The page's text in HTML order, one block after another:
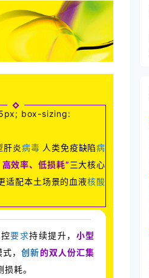
box-sizing:
肝炎病毒 人类免疫缺陷病
效率、低损耗”三大核心
适配本土场景的血液核酸
要求持续提升， 小型
式，创新的双人份汇集
耗。